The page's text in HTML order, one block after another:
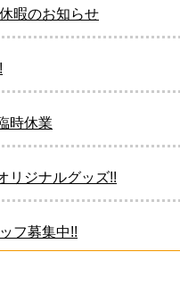
暇のお知らせ
時休業
ジナルグッズ!!
フ募集中!!